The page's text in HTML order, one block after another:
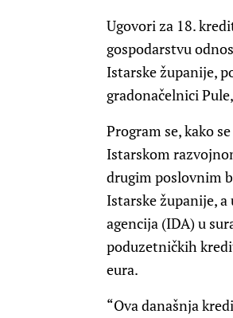
Ugovori za 18.
gospodarstvu
Istarske županije,
gradonačelnici
Program se, kako
Istarskom
drugim poslovnim
Istarske županije,
agencija (IDA) u
poduzetničkih
eura.
“Ova današnja